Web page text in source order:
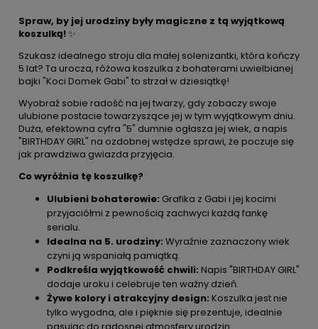
Spraw, by jej urodziny były magiczne z tą wyjątkową
koszulką!✨
Szukasz idealnego stroju dla małej solenizantki, która kończy
5 lat? Ta urocza, różowa koszulka z bohaterami uwielbianej
bajki "Koci Domek Gabi" to strzał w dziesiątkę!
Wyobraź sobie radość na jej twarzy, gdy zobaczy swoje
ulubione postacie towarzyszące jej w tym wyjątkowym dniu.
Duża, efektowna cyfra "5" dumnie ogłasza jej wiek, a napis
"BIRTHDAY GIRL" na ozdobnej wstędze sprawi, że poczuje się
jak prawdziwa gwiazda przyjęcia.
Co wyróżnia tę koszulkę?
Ulubieni bohaterowie: Grafika z Gabi i jej kocimi
przyjaciółmi z pewnością zachwyci każdą fankę
serialu.
Idealna na 5. urodziny: Wyraźnie zaznaczony wiek
czyni ją wspaniałą pamiątką.
Podkreśla wyjątkowość chwili: Napis "BIRTHDAY GIRL"
dodaje uroku i celebruje ten ważny dzień.
Żywe kolory i atrakcyjny design: Koszulka jest nie
tylko wygodna, ale i pięknie się prezentuje, idealnie
pasując do radosnej atmosfery urodzin.